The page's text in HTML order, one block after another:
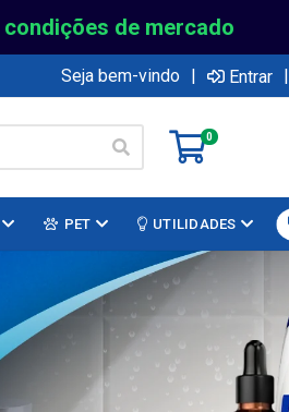
de mercado
Seja bem-vindo | Entrar |
0
PET UTILIDADES